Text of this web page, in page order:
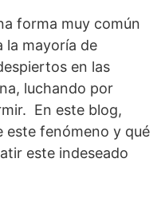
forma muy común
la mayoría de
en las
luchando por
En este blog,
este fenómeno y qué
este indeseado